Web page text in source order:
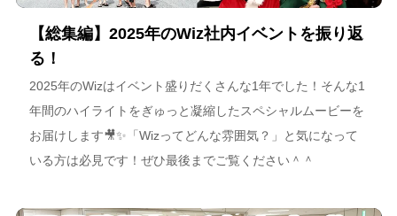
【総集編】2025年のWiz社内イベントを振り返
る！
2025年のWizはイベント盛りだくさんな1年でした！そんな1
年間のハイライトをぎゅっと凝縮したスペシャルムービーを
お届けします🎥✨「Wizってどんな雰囲気？」と気になって
いる方は必見です！ぜひ最後までご覧ください＾＾